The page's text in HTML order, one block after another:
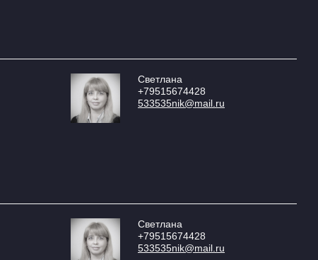
Светлана
+79515674428
533535nik@mail.ru
Светлана
+79515674428
533535nik@mail.ru